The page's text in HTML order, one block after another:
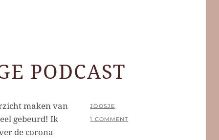
PODCAST
maken van
gebeurd! Ik
de corona
POSTED
ON
BY
JOOSJE
1 COMMENT